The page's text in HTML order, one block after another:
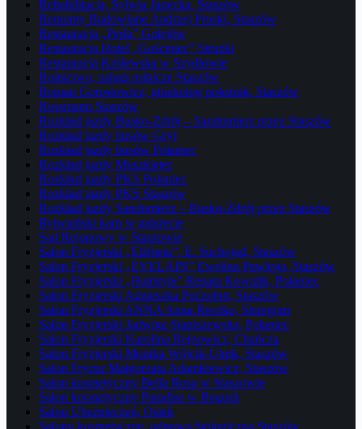
Rehabilitacja, Sylwia Janecka, Staszów
Remonty Budowlane Andrzej Pruski, Staszów
Restauracja „Perła” Golejów
Restauracja Hotel „Gościniec” Strużki
Restauracja Królewska w Szydłowie
Rolnictwo, usługi rolnicze Staszów
Roman Gorostowicz, ginekolog położnik, Staszów
Rossmann Staszów
Rozkład jazdy Busko-Zdrój – Sandomierz przez Staszów
Rozkład jazdy busów Gryf
Rozkład jazdy busów Połaniec
Rozkład jazdy Muszkieter
Rozkład jazdy PKS Połaniec
Rozkład jazdy PKS Staszów
Rozkład jazdy Sandomierz – Busko-Zdrój przez Staszów
Rytwiański karp w galarecie
Sąd Rejonowy w Staszowie
Salon Fryzjerski „Elżbieta”, E. Suchojad, Staszów
Salon Fryzjerski „EVELAIN” Ewelina Pawlęga, Staszów
Salon Fryzjerski „Hairstyle” Renata Kowalik, Połaniec
Salon Fryzjerski Agnieszka Poczobut, Staszów
Salon Fryzjerski ANNA Anna Reczko, Strzegom
Salon Fryzjerski Jadwiga Staniszewska, Połaniec
Salon Fryzjerski Karolina Rejnowicz, Chańcza
Salon Fryzjerski Monika Wójcik-Utnik, Staszów
Salon Fryzur Małgorzata Adamkiewicz, Staszów
Salon kosmetyczny Bella Rosa w Staszowie
Salon kosmetyczny Paradise w Bogorii
Salon Ubezpieczeń, Osiek
Salony kosmetyczne, odnowa biologiczna Staszów